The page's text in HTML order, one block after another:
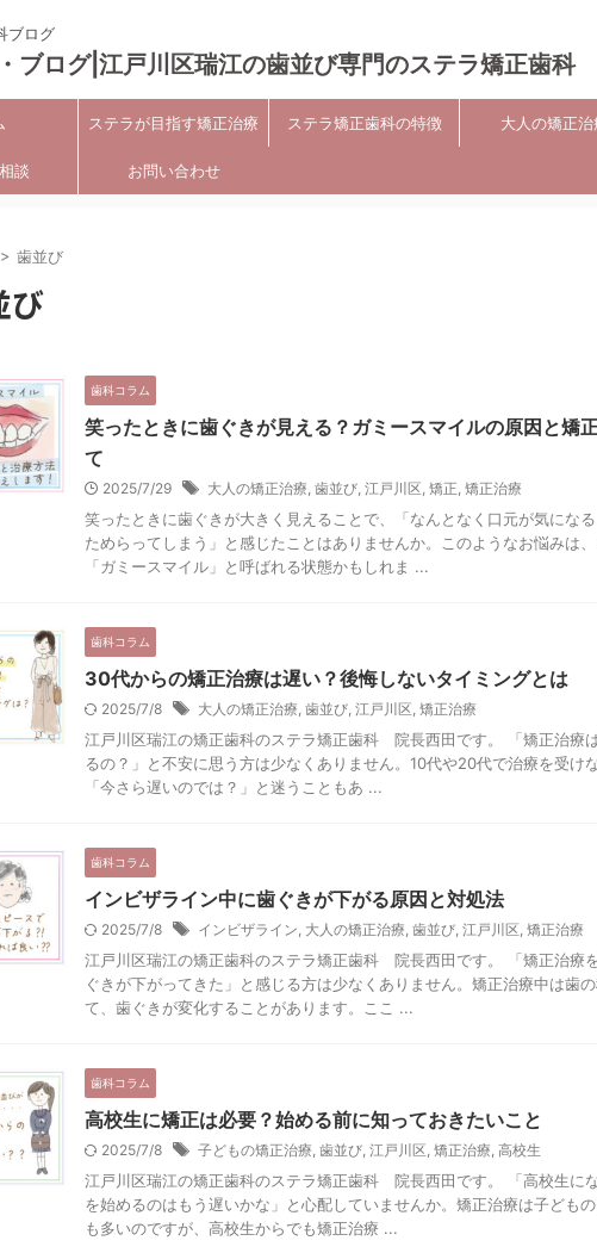
ブログ
ブログ|江戸川区瑞江の歯並び専門のステラ矯正歯科
ステラが目指す矯正治療 ステラ矯正歯科の特徴 大人の矯正治
談 お問い合わせ
> 歯並び
び
歯科コラム
笑ったときに歯ぐきが見える？ガミースマイルの原因と矯
て
2025/7/29 大人の矯正治療, 歯並び, 江戸川区, 矯正, 矯正治療
笑ったときに歯ぐきが大きく見えることで、「なんとなく口元が気にな
ためらってしまう」と感じたことはありませんか。このようなお悩みは
「ガミースマイル」と呼ばれる状態かもしれま ...
歯科コラム
30代からの矯正治療は遅い？後悔しないタイミングとは
2025/7/8 大人の矯正治療, 歯並び, 江戸川区, 矯正治療
江戸川区瑞江の矯正歯科のステラ矯正歯科 院長西田です。 「矯正治療
るの？」と不安に思う方は少なくありません。10代や20代で治療を受け
「今さら遅いのでは？」と迷うこともあ ...
歯科コラム
インビザライン中に歯ぐきが下がる原因と対処法
2025/7/8 インビザライン, 大人の矯正治療, 歯並び, 江戸川区, 矯正治療
江戸川区瑞江の矯正歯科のステラ矯正歯科 院長西田です。 「矯正治療
ぐきが下がってきた」と感じる方は少なくありません。矯正治療中は歯
て、歯ぐきが変化することがあります。ここ ...
歯科コラム
高校生に矯正は必要？始める前に知っておきたいこと
2025/7/8 子どもの矯正治療, 歯並び, 江戸川区, 矯正治療, 高校生
江戸川区瑞江の矯正歯科のステラ矯正歯科 院長西田です。 「高校生に
を始めるのはもう遅いかな」と心配していませんか。矯正治療は子ども
も多いのですが、高校生からでも矯正治療 ...